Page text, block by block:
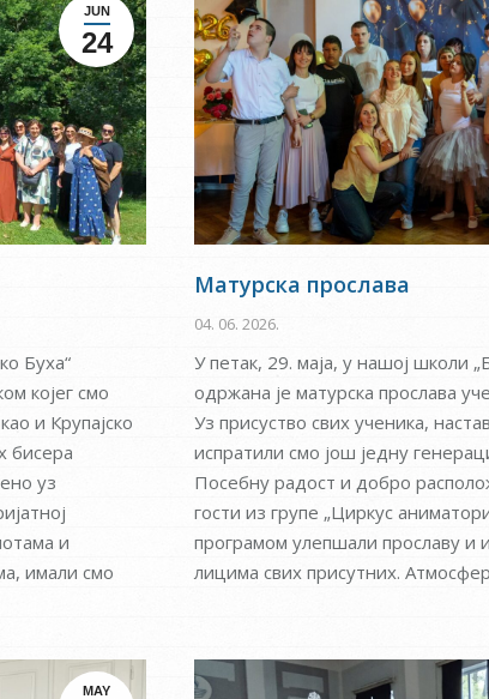
JUN
24
Буха“
којег смо
и Крупајско
бисера
уз
и
имали смо
Матурска прослава
04. 06. 2026.
У петак, 29. маја, у нашој школи
одржана је матурска прослава
Уз присуство свих ученика,
испратили смо још једну
Посебну радост и добро
гости из групе „Циркус
програмом улепшали прославу и
лицима свих присутних.
MAY